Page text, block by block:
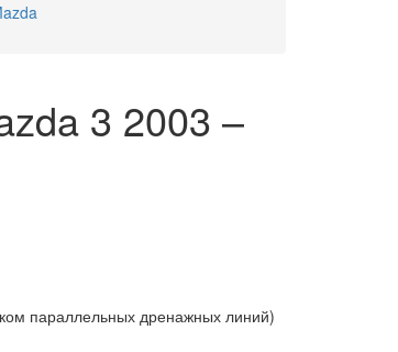
3 2003 –
параллельных дренажных линий)